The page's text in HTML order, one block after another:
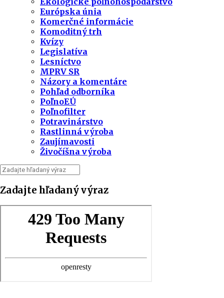
Európska únia
Komerčné informácie
Komoditný trh
Kvízy
Legislatíva
Lesníctvo
MPRV SR
Názory a komentáre
Pohľad odborníka
PoľnoEÚ
Poľnofilter
Potravinárstvo
Rastlinná výroba
Zaujímavosti
Živočíšna výroba
Zadajte hľadaný výraz